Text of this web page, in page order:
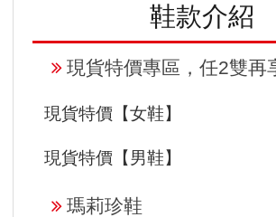
鞋款介紹
現貨特價專區，任2雙再
現貨特價【女鞋】
現貨特價【男鞋】
瑪莉珍鞋